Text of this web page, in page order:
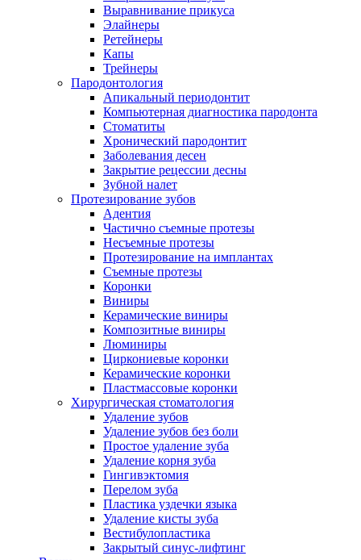
Выравнивание прикуса
Элайнеры
Ретейнеры
Капы
Трейнеры
Пародонтология
Апикальный периодонтит
Компьютерная диагностика пародонта
Стоматиты
Хронический пародонтит
Заболевания десен
Закрытие рецессии десны
Зубной налет
Протезирование зубов
Адентия
Частично съемные протезы
Несъемные протезы
Протезирование на имплантах
Съемные протезы
Коронки
Виниры
Керамические виниры
Композитные виниры
Люминиры
Циркониевые коронки
Керамические коронки
Пластмассовые коронки
Хирургическая стоматология
Удаление зубов
Удаление зубов без боли
Простое удаление зуба
Удаление корня зуба
Гингивэктомия
Перелом зуба
Пластика уздечки языка
Удаление кисты зуба
Вестибулопластика
Закрытый синус-лифтинг